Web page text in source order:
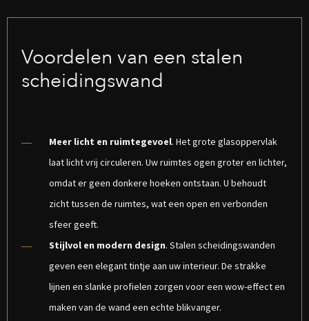
Voordelen van een stalen
scheidingswand
Meer licht en ruimtegevoel. Het grote glasoppervlak
laat licht vrij circuleren. Uw ruimtes ogen groter en lichter,
omdat er geen donkere hoeken ontstaan. U behoudt
zicht tussen de ruimtes, wat een open en verbonden
sfeer geeft.
Stijlvol en modern design. Stalen scheidingswanden
geven een elegant tintje aan uw interieur. De strakke
lijnen en slanke profielen zorgen voor een wow-effect en
maken van de wand een echte blikvanger.